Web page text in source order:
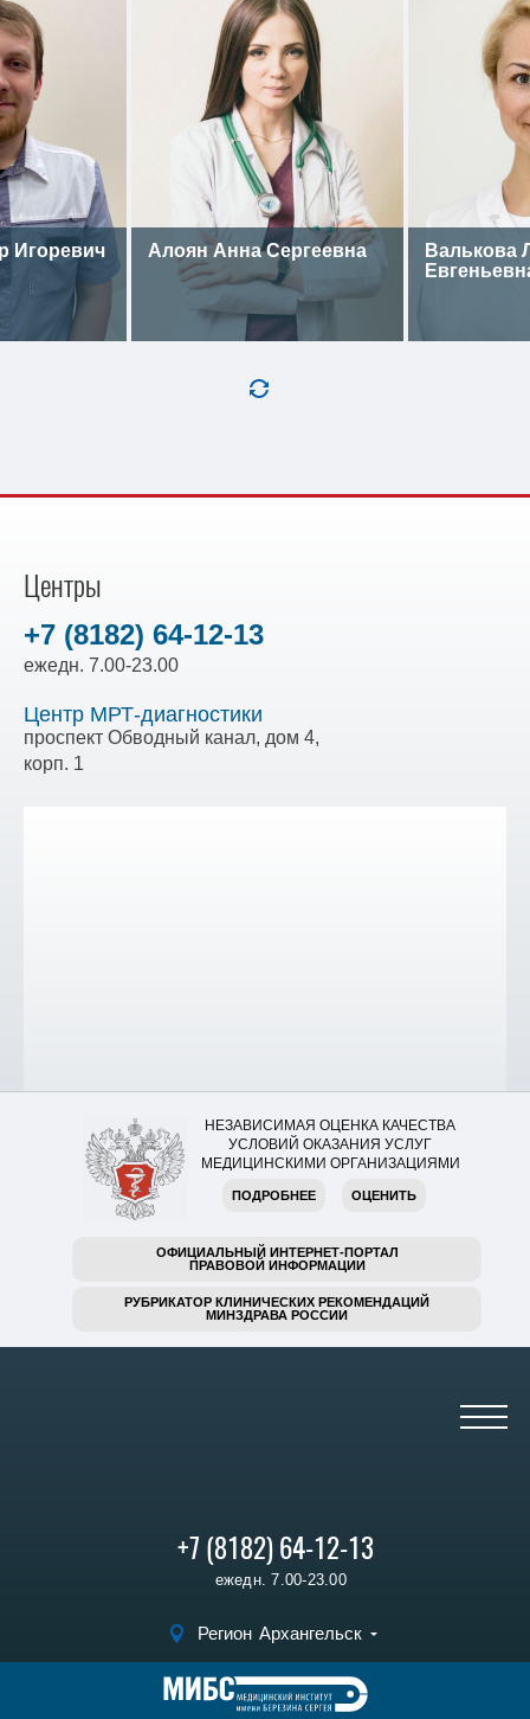
Игоревич Алоян Анна Сергеевна
Валькова
Центры
+7 (8182) 64-12-13
ежедн. 7.00-23.00
Центр МРТ-диагностики
проспект Обводный канал, дом 4,
корп. 1
НЕЗАВИСИМАЯ ОЦЕНКА КАЧЕСТВА
УСЛОВИЙ ОКАЗАНИЯ УСЛУГ
МЕДИЦИНСКИМИ ОРГАНИЗАЦИЯМИ
ПОДРОБНЕЕ ОЦЕНИТЬ
ОФИЦИАЛЬНЫЙ ИНТЕРНЕТ-ПОРТАЛ
ПРАВОВОЙ ИНФОРМАЦИИ
РУБРИКАТОР КЛИНИЧЕСКИХ РЕКОМЕНДАЦИЙ
МИНЗДРАВА РОССИИ
+7 (8182) 64-12-13
ежедн. 7.00-23.00
Регион Архангельск
Записаться на